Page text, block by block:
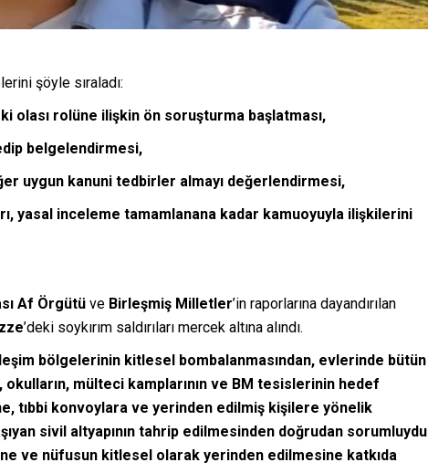
şöyle sıraladı:
olası rolüne ilişkin ön soruşturma başlatması,
belgelendirmesi,
uygun kanuni tedbirler almayı değerlendirmesi,
yasal inceleme tamamlanana kadar kamuoyuyla ilişkilerini
Af Örgütü ve Birleşmiş Milletler’in raporlarına dayandırılan
’deki soykırım saldırıları mercek altına alındı.
bölgelerinin kitlesel bombalanmasından, evlerinde bütün
mülteci kamplarının ve BM tesislerinin hedef
tıbbi konvoylara ve yerinden edilmiş kişilere yönelik
sivil altyapının tahrip edilmesinden doğrudan sorumluydu
ve nüfusun kitlesel olarak yerinden edilmesine katkıda